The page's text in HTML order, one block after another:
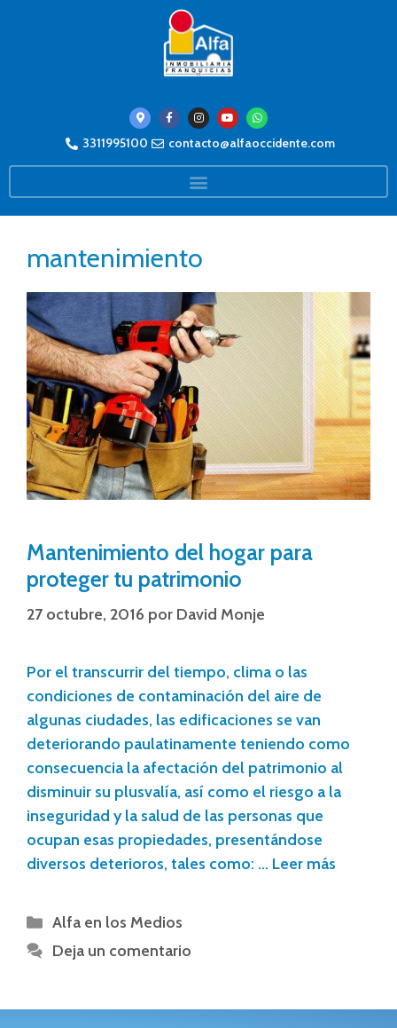
3311995100 contacto@alfaoccidente.com
mantenimiento
Mantenimiento del hogar para
proteger tu patrimonio
27 octubre, 2016 por David Monje
Por el transcurrir del tiempo, clima o las
condiciones de contaminación del aire de
algunas ciudades, las edificaciones se van
deteriorando paulatinamente teniendo como
consecuencia la afectación del patrimonio al
disminuir su plusvalía, así como el riesgo a la
inseguridad y la salud de las personas que
ocupan esas propiedades, presentándose
diversos deterioros, tales como: … Leer más
Alfa en los Medios
Deja un comentario